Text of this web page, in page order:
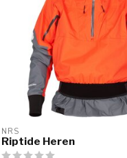
NRS
Riptide Heren